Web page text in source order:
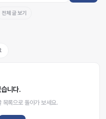
전체 글 보기
니다.
목록으로 돌아가 보세요.